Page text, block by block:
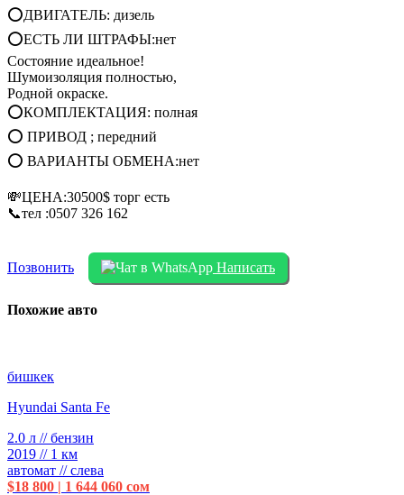
⭕ДВИГАТЕЛЬ: дизель
⭕ЕСТЬ ЛИ ШТРАФЫ:нет
Состояние идеальное!
Шумоизоляция полностью,
Родной окраске.
⭕КОМПЛЕКТАЦИЯ: полная
⭕ ПРИВОД ; передний
⭕ ВАРИАНТЫ ОБМЕНА:нет
💸ЦЕНА:30500$ торг есть
📞тел :0507 326 162
Позвонить Написать
Похожие авто
бишкек
Hyundai Santa Fe
2.0 л // бензин
2019 // 1 км
автомат // слева
$18 800 | 1 644 060 сом